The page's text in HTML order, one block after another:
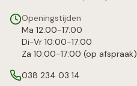
Openingstijden
Ma 12:00-17:00
Di-Vr 10:00-17:00
Za 10:00-17:00 (op afspraak)
038 234 03 14